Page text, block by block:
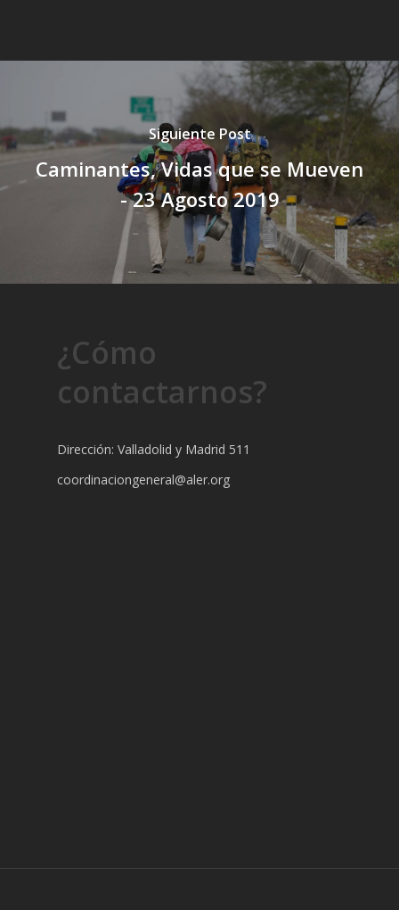
Siguiente Post
Caminantes, Vidas que se Mueven
- 23 Agosto 2019
¿Cómo
contactarnos?
Dirección: Valladolid y Madrid 511
coordinaciongeneral@aler.org